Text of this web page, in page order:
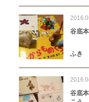
谷底
ふき
谷底